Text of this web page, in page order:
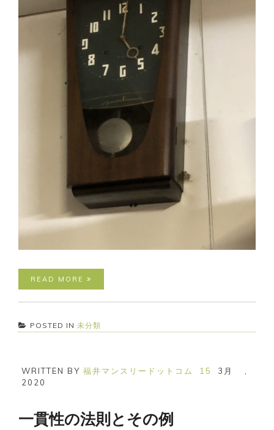
READ MORE
POSTED IN 未分類
WRITTEN BY 福井マンスリードットコム 15 3月
,
2020
一貫性の法則とその例